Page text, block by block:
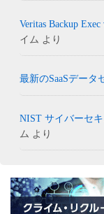
Veritas Backup
イム より
最新のSaaSデータ
NIST サイバーセ
ム より